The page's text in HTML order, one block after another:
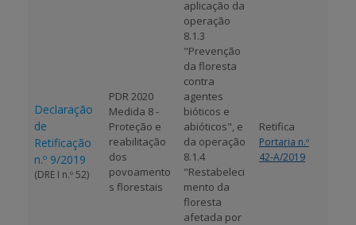
Declaração
de
Retificação
n.º 9/2019
(DRE I n.º 52)
PDR 2020
Medida 8 -
Proteção e
reabilitação
dos
povoamento
s florestais
aplicação da
operação
8.1.3
"Prevenção
da floresta
contra
agentes
bióticos e
abióticos", e
da operação
8.1.4
"Restabeleci
mento da
floresta
afetada por
Retifica
Portaria n.º
42-A/2019